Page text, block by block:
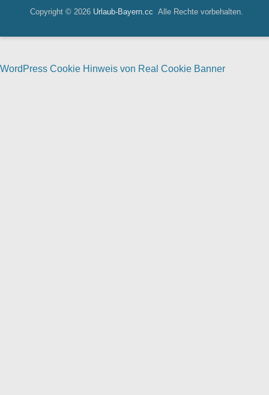
Copyright © 2026 Urlaub-Bayern.cc Alle Rechte vorbehalten.
WordPress Cookie Hinweis von Real Cookie Banner